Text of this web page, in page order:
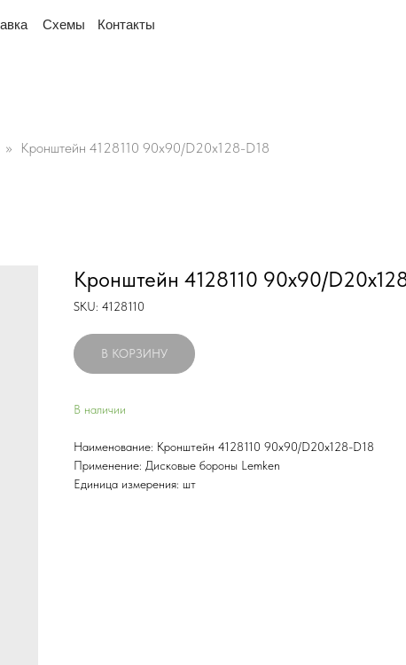
Контакты +375
+375
16, офис № 15 2-й этаж, склад рядом "Мы
Кронштейн 4128110 90х90/D20x128-D18
Кронштейн 4128110 90х90/
SKU: 4128110
В КОРЗИНУ
В наличии
Наименование: Кронштейн 4128110 90х90/D20x128-D18
Применение: Дисковые бороны Lemken
Единица измерения: шт